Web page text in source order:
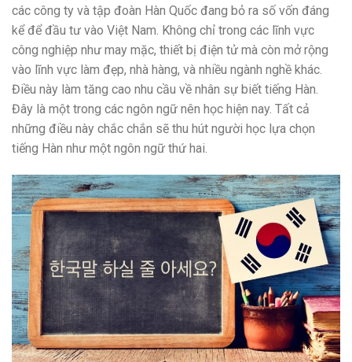
các công ty và tập đoàn Hàn Quốc đang bỏ ra số vốn đáng
kể để đầu tư vào Việt Nam. Không chỉ trong các lĩnh vực
công nghiệp như may mặc, thiết bị điện tử mà còn mở rộng
vào lĩnh vực làm đẹp, nhà hàng, và nhiều ngành nghề khác.
Điều này làm tăng cao nhu cầu về nhân sự biết tiếng Hàn.
Đây là một trong các ngôn ngữ nên học hiện nay. Tất cả
những điều này chắc chắn sẽ thu hút người học lựa chọn
tiếng Hàn như một ngôn ngữ thứ hai.